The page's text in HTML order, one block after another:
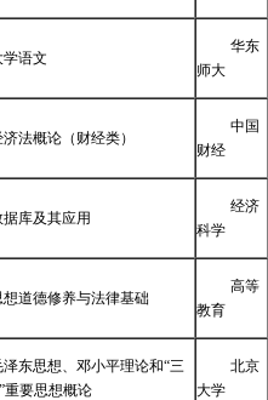
学语文
华东
师大
济法概论（财经类）
中国
财经
据库及其应用
经济
科学
想道德修养与法律基础
高等
教育
泽东思想、邓小平理论和“三
重要思想概论
北京
大学